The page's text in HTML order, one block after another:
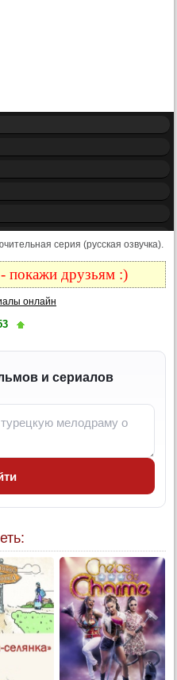
серия (русская озвучка).
покажи друзьям :)
онлайн
и сериалов